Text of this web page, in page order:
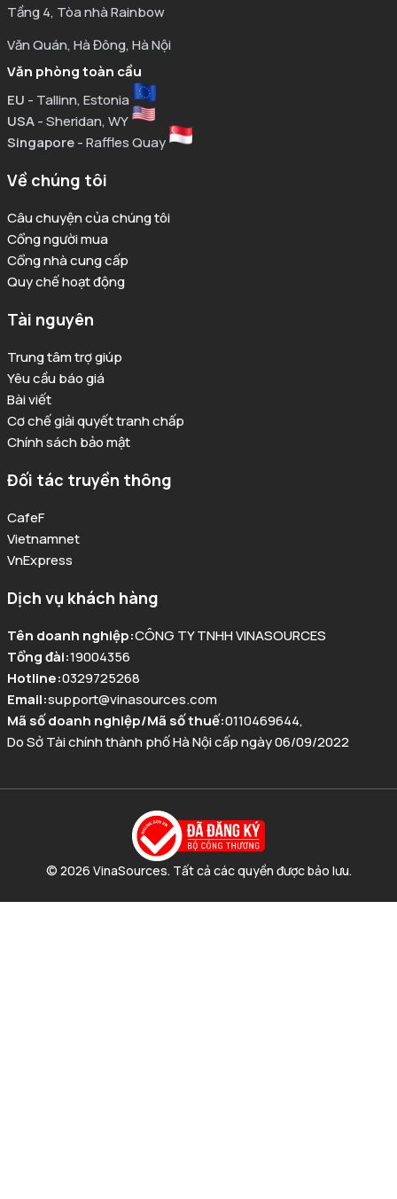
Tầng 4, Tòa nhà Rainbow
Văn Quán, Hà Đông, Hà Nội
Văn phòng toàn cầu
EU - Tallinn, Estonia
USA- Sheridan, WY
Singapore- Raffles Quay
Về chúng tôi
Câu chuyện của chúng tôi
Cổng người mua
Cổng nhà cung cấp
Quy chế hoạt động
Tài nguyên
Trung tâm trợ giúp
Yêu cầu báo giá
Bài viết
Cơ chế giải quyết tranh chấp
Chính sách bảo mật
Đối tác truyền thông
CafeF
Vietnamnet
VnExpress
Dịch vụ khách hàng
Tên doanh nghiệp:CÔNG TY TNHH VINASOURCES
Tổng đài:19004356
Hotline:0329725268
Email:support@vinasources.com
Mã số doanh nghiệp/Mã số thuế:0110469644,
Do Sở Tài chính thành phố Hà Nội cấp ngày 06/09/2022
© 2026 VinaSources. Tất cả các quyền được bảo lưu.